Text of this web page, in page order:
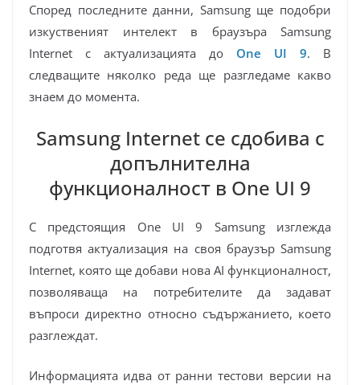
Според последните данни, Samsung ще подобри
изкуственият интелект в браузъра Samsung
Internet с актуализацията до
One UI 9. В
следващите няколко реда ще разгледаме какво
знаем до момента.
Samsung Internet се сдобива с
допълнителна
функционалност в One UI 9
С предстоящия One UI 9 Samsung изглежда
подготвя актуализация на своя браузър Samsung
Internet, която ще добави нова AI функционалност,
позволяваща на потребителите да задават
въпроси директно относно съдържанието, което
разглеждат.
Информацията идва от ранни тестови версии на